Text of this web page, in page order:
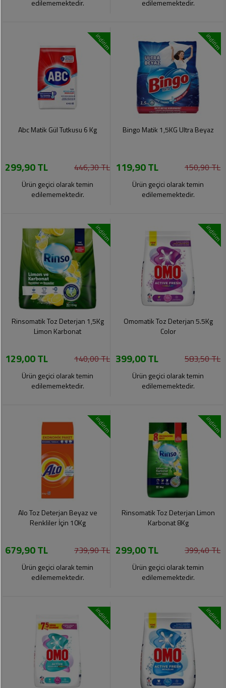
edilememektedir. edilememektedir.
indirim
Abc Matik Gül Tutkusu 6 Kg
299,90 TL 446,30 TL
Ürün geçici olarak temin
edilememektedir.
indirim
Bingo Matik 1,5KG Ultra Beyaz
119,90 TL 150,90 TL
Ürün geçici olarak temin
edilememektedir.
indirim
Rinsomatik Toz Deterjan 1,5Kg
Limon Karbonat
129,00 TL 140,00 TL
Ürün geçici olarak temin
edilememektedir.
indirim
Omomatik Toz Deterjan 5.5Kg
Color
399,00 TL 583,50 TL
Ürün geçici olarak temin
edilememektedir.
indirim
Alo Toz Deterjan Beyaz ve
Renkliler İçin 10Kg
679,90 TL 739,90 TL
Ürün geçici olarak temin
edilememektedir.
indirim
Rinsomatik Toz Deterjan Limon
Karbonat 8Kg
299,00 TL 399,40 TL
Ürün geçici olarak temin
edilememektedir.
indirim indirim